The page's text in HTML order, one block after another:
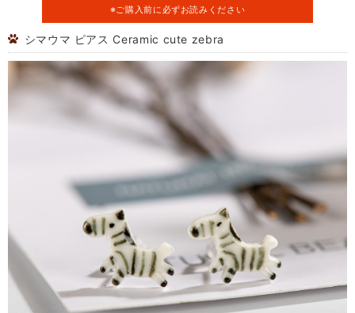
※ご購入前に必ずお読みください
シマウマ ピアス Ceramic cute zebra